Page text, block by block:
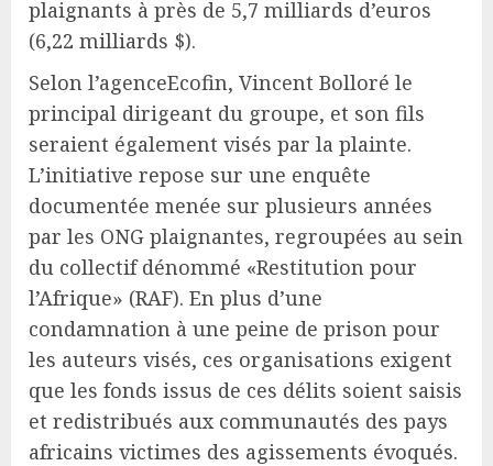
plaignants à près de 5,7 milliards d’euros
(6,22 milliards $).
Selon l’agenceEcofin, Vincent Bolloré le
principal dirigeant du groupe, et son fils
seraient également visés par la plainte.
L’initiative repose sur une enquête
documentée menée sur plusieurs années
par les ONG plaignantes, regroupées au sein
du collectif dénommé «Restitution pour
l’Afrique» (RAF). En plus d’une
condamnation à une peine de prison pour
les auteurs visés, ces organisations exigent
que les fonds issus de ces délits soient saisis
et redistribués aux communautés des pays
africains victimes des agissements évoqués.